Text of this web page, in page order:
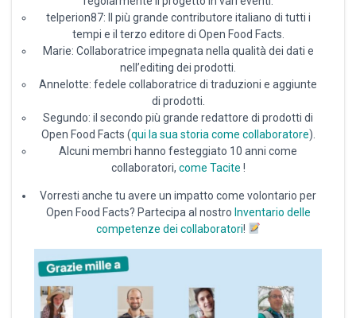
telperion87: Il più grande contributore italiano di tutti i
tempi e il terzo editore di Open Food Facts.
Marie: Collaboratrice impegnata nella qualità dei dati e
nell’editing dei prodotti.
Annelotte: fedele collaboratrice di traduzioni e aggiunte
di prodotti.
Segundo: il secondo più grande redattore di prodotti di
Open Food Facts (qui la sua storia come collaboratore).
Alcuni membri hanno festeggiato 10 anni come
collaboratori, come Tacite !
Vorresti anche tu avere un impatto come volontario per
Open Food Facts? Partecipa al nostro Inventario delle
competenze dei collaboratori!